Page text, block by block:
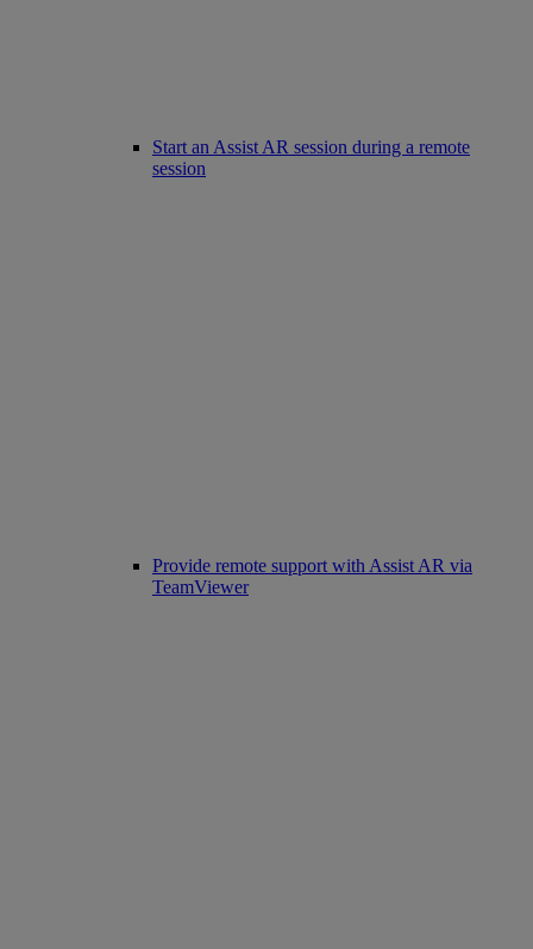
Start an Assist AR session during a remote
session
Provide remote support with Assist AR via
TeamViewer